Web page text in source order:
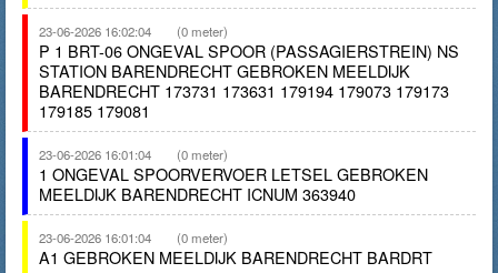
23-06-2026 16:02:04 (0 meter)
P 1 BRT-06 ONGEVAL SPOOR (PASSAGIERSTREIN) NS
STATION BARENDRECHT GEBROKEN MEELDIJK
BARENDRECHT 173731 173631 179194 179073 179173
179185 179081
23-06-2026 16:01:04 (0 meter)
1 ONGEVAL SPOORVERVOER LETSEL GEBROKEN
MEELDIJK BARENDRECHT ICNUM 363940
23-06-2026 16:01:04 (0 meter)
A1 GEBROKEN MEELDIJK BARENDRECHT BARDRT